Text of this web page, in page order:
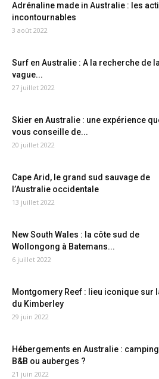
Adrénaline made in Australie : les
incontournables
3 août 2022
Surf en Australie : A la recherche de la
vague...
27 juillet 2022
Skier en Australie : une expérience
vous conseille de...
20 juillet 2022
Cape Arid, le grand sud sauvage de
l’Australie occidentale
13 juillet 2022
New South Wales : la côte sud de
Wollongong à Batemans...
6 juillet 2022
Montgomery Reef : lieu iconique sur
du Kimberley
29 juin 2022
Hébergements en Australie :
B&B ou auberges ?
21 juin 2022